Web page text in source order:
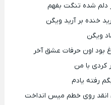
دلم شده تنگت بفهم
خنده بر آرید ویگن
ویگن
بود اون حرفات عشق آخر
کردی با من
رفته یادم
انقد روی خطم میس انداخت